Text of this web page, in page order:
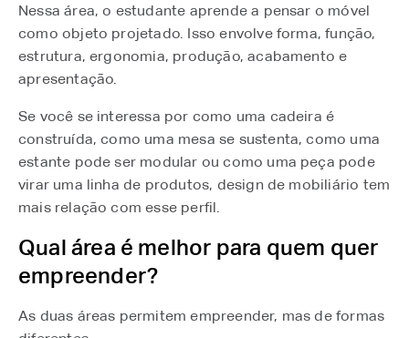
Nessa área, o estudante aprende a pensar o móvel
como objeto projetado. Isso envolve forma, função,
estrutura, ergonomia, produção, acabamento e
apresentação.
Se você se interessa por como uma cadeira é
construída, como uma mesa se sustenta, como uma
estante pode ser modular ou como uma peça pode
virar uma linha de produtos, design de mobiliário tem
mais relação com esse perfil.
Qual área é melhor para quem quer
empreender?
As duas áreas permitem empreender, mas de formas